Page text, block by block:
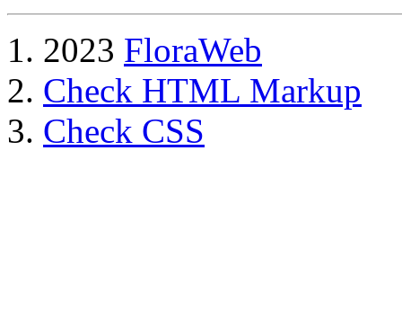
2023 FloraWeb
Check HTML Markup
Check CSS